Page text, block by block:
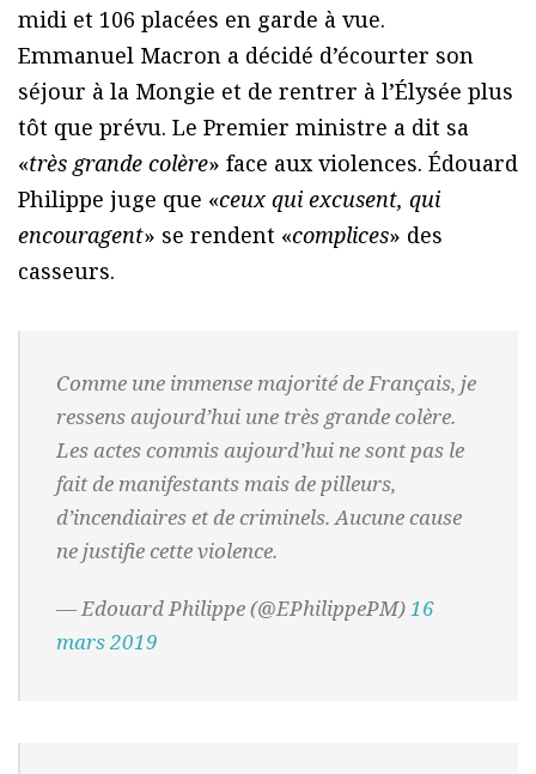
midi et 106 placées en garde à vue.
Emmanuel Macron a décidé d’écourter son
séjour à la Mongie et de rentrer à l’Élysée plus
tôt que prévu. Le Premier ministre a dit sa
«très grande colère» face aux violences. Édouard
Philippe juge que «ceux qui excusent, qui
encouragent» se rendent «complices» des
casseurs.
Comme une immense majorité de Français, je
ressens aujourd’hui une très grande colère.
Les actes commis aujourd’hui ne sont pas le
fait de manifestants mais de pilleurs,
d’incendiaires et de criminels. Aucune cause
ne justifie cette violence.
— Edouard Philippe (@EPhilippePM)16
mars 2019